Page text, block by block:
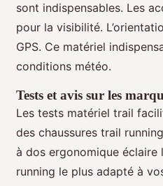
sont indispensables. Les
pour la visibilité.
GPS. Ce matériel
conditions météo.
Tests et avis sur les
Les tests matériel trail
des chaussures trail
à dos ergonomique éclaire
running le plus adapté à